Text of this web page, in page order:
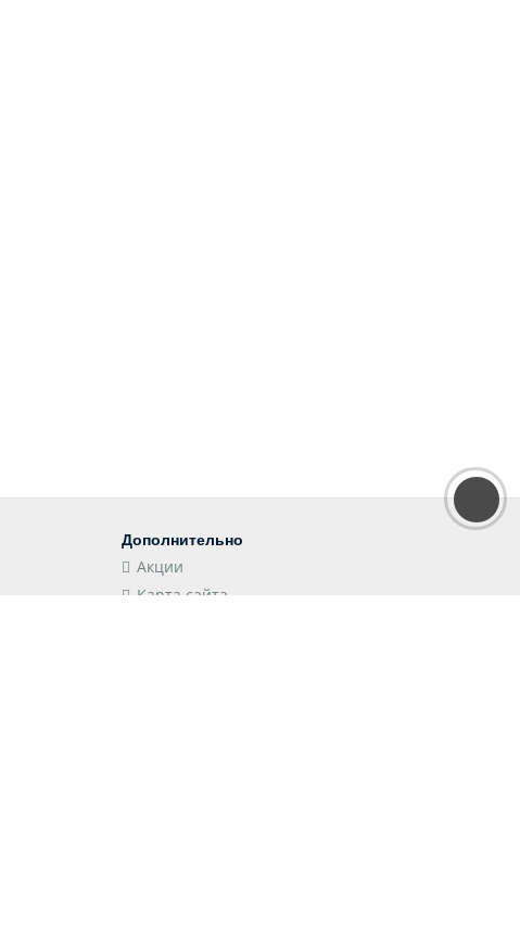
Дополнительно
Акции
Карта сайта